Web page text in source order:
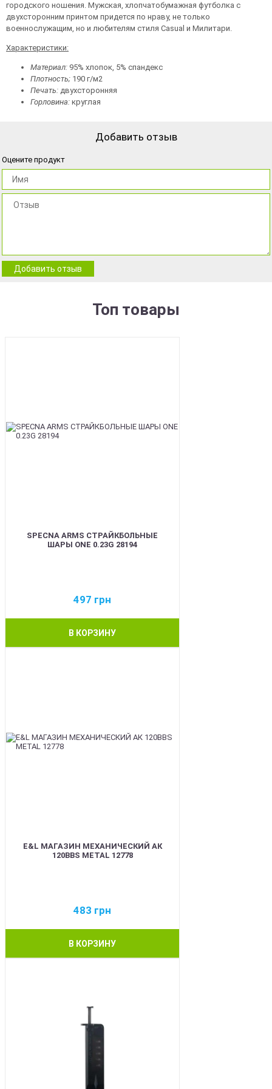
городского ношения. Мужская, хлопчатобумажная футболка с
двухсторонним принтом придется по нраву, не только
военнослужащим, но и любителям стиля Casual и Милитари.
Характеристики:
Материал: 95% хлопок, 5% спандекс
Плотность; 190 г/м2
Печать: двухсторонняя
Горловина: круглая
Добавить отзыв
Оцените продукт
Добавить отзыв
Топ товары
SPECNA ARMS СТРАЙКБОЛЬНЫЕ
ШАРЫ ONE 0.23G 28194
497 грн
В КОРЗИНУ
E&L МАГАЗИН МЕХАНИЧЕСКИЙ АК
120BBS METAL 12778
483 грн
В КОРЗИНУ